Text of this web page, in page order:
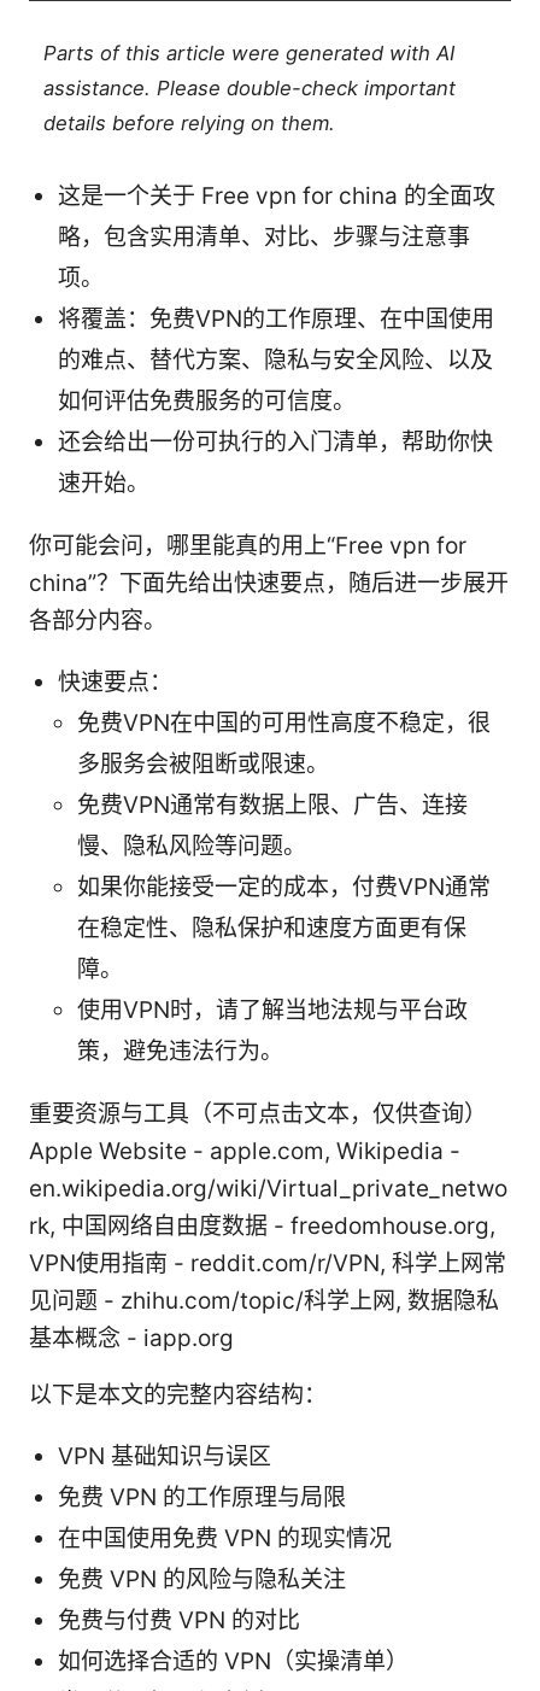
Parts of this article were generated with AI
assistance. Please double-check important
details before relying on them.
这是一个关于 Free vpn for china 的全面攻
略，包含实用清单、对比、步骤与注意事
项。
将覆盖：免费VPN的工作原理、在中国使用
的难点、替代方案、隐私与安全风险、以及
如何评估免费服务的可信度。
还会给出一份可执行的入门清单，帮助你快
速开始。
你可能会问，哪里能真的用上“Free vpn for
china”？下面先给出快速要点，随后进一步展开
各部分内容。
快速要点：
免费VPN在中国的可用性高度不稳定，很
多服务会被阻断或限速。
免费VPN通常有数据上限、广告、连接
慢、隐私风险等问题。
如果你能接受一定的成本，付费VPN通常
在稳定性、隐私保护和速度方面更有保
障。
使用VPN时，请了解当地法规与平台政
策，避免违法行为。
重要资源与工具（不可点击文本，仅供查询）
Apple Website - apple.com, Wikipedia -
en.wikipedia.org/wiki/Virtual_private_netwo
rk, 中国网络自由度数据 - freedomhouse.org,
VPN使用指南 - reddit.com/r/VPN, 科学上网常
见问题 - zhihu.com/topic/科学上网, 数据隐私
基本概念 - iapp.org
以下是本文的完整内容结构：
VPN 基础知识与误区
免费 VPN 的工作原理与局限
在中国使用免费 VPN 的现实情况
免费 VPN 的风险与隐私关注
免费与付费 VPN 的对比
如何选择合适的 VPN（实操清单）